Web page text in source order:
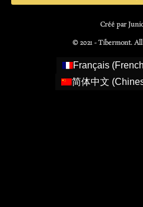
Créé par
© 2021 - Tibermont.
Français (French
简体中文 (